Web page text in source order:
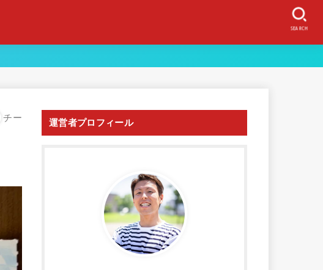
SEARCH
チー 運営者プロフィール